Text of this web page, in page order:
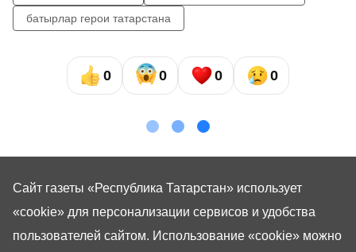
батырлар герои татарстана
0 0 0 0
Сайт газеты «Республика Татарстан» использует
«cookie» для персонализации сервисов и удобства
пользователей сайтом. Использование «cookie» можно